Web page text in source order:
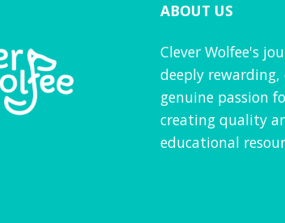
ABOUT US
Clever Wolfee's
deeply rewarding,
genuine passion
creating quality
educational